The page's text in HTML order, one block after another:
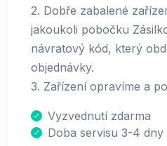
2. Dobře zabalené
jakoukoli pobočku
návratový kód, který
objednávky.
3. Zařízení opravíme a
Vyzvednutí zdarma
Doba servisu 3-4 dny